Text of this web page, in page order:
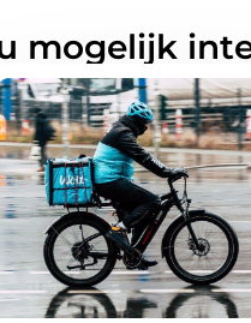
mogelijk